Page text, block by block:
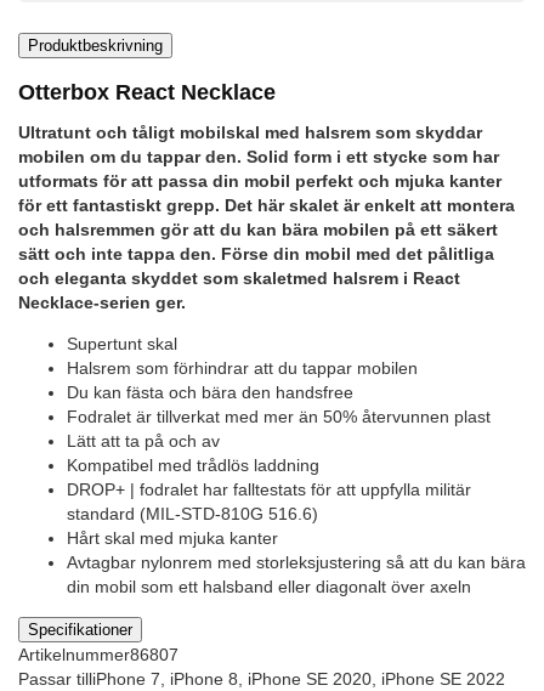
Produktbeskrivning
Otterbox React Necklace
Ultratunt och tåligt mobilskal med halsrem som skyddar
mobilen om du tappar den. Solid form i ett stycke som har
utformats för att passa din mobil perfekt och mjuka kanter
för ett fantastiskt grepp. Det här skalet är enkelt att montera
och halsremmen gör att du kan bära mobilen på ett säkert
sätt och inte tappa den. Förse din mobil med det pålitliga
och eleganta skyddet som skaletmed halsrem i React
Necklace-serien ger.
Supertunt skal
Halsrem som förhindrar att du tappar mobilen
Du kan fästa och bära den handsfree
Fodralet är tillverkat med mer än 50% återvunnen plast
Lätt att ta på och av
Kompatibel med trådlös laddning
DROP+ | fodralet har falltestats för att uppfylla militär
standard (MIL-STD-810G 516.6)
Hårt skal med mjuka kanter
Avtagbar nylonrem med storleksjustering så att du kan bära
din mobil som ett halsband eller diagonalt över axeln
Specifikationer
Artikelnummer86807
Passar tilliPhone 7, iPhone 8, iPhone SE 2020, iPhone SE 2022